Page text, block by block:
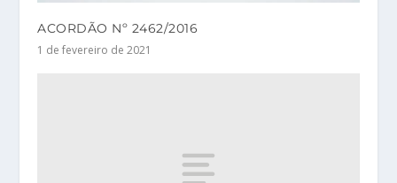
ACORDÃO Nº 2462/2016
1 de fevereiro de 2021